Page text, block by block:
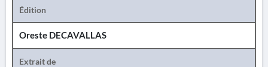
Édition
Oreste DECAVALLAS
Extrait de